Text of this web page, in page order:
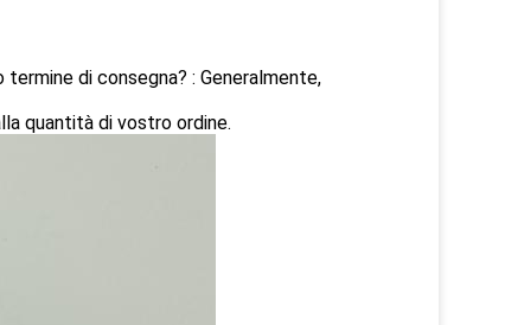
termine di consegna? : Generalmente,
quantità di vostro ordine.